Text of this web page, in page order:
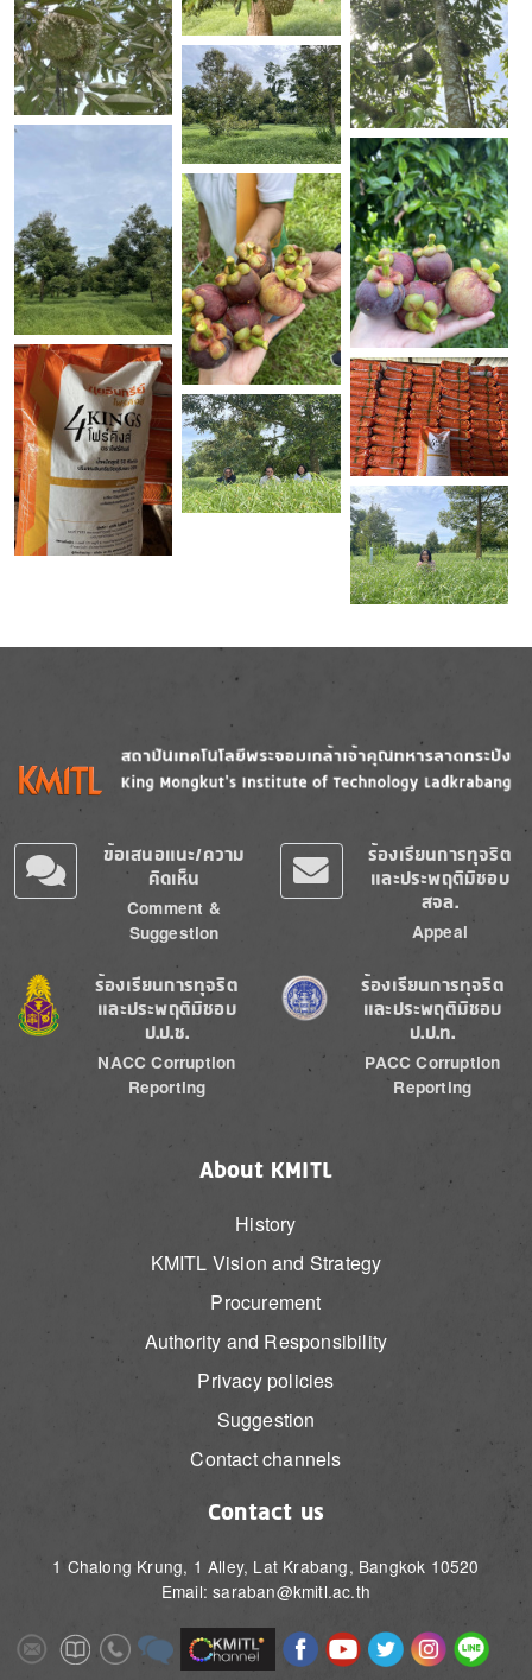
Image
ข้อเสนอแนะ/ความ
คิดเห็น
Comment &
Suggestion
ร้องเรียนการทุจริต
และประพฤติมิชอบ
สจล.
Appeal
Image
ร้องเรียนการทุจริต
และประพฤติมิชอบ
ป.ป.ช.
NACC Corruption
Reporting
Image
ร้องเรียนการทุจริต
และประพฤติมิชอบ
ป.ป.ท.
PACC Corruption
Reporting
About KMITL
History
KMITL Vision and Strategy
Procurement
Authority and Responsibility
Privacy policies
Suggestion
Contact channels
Contact us
1 Chalong Krung, 1 Alley, Lat Krabang, Bangkok 10520
Email: saraban@kmitl.ac.th
ImageImageImageImage Image ImageImageImageImageImage